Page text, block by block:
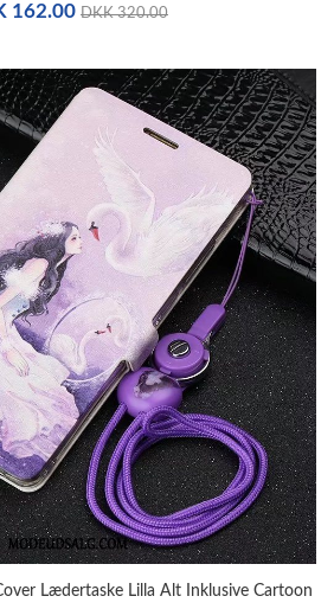
162.00 DKK 320.00
Lædertaske Lilla Alt Inklusive Cartoon